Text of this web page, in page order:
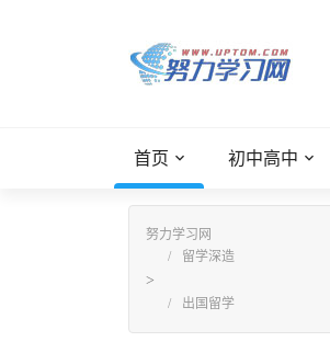
首页 初中高中
努力学习网
留学深造
>
出国留学